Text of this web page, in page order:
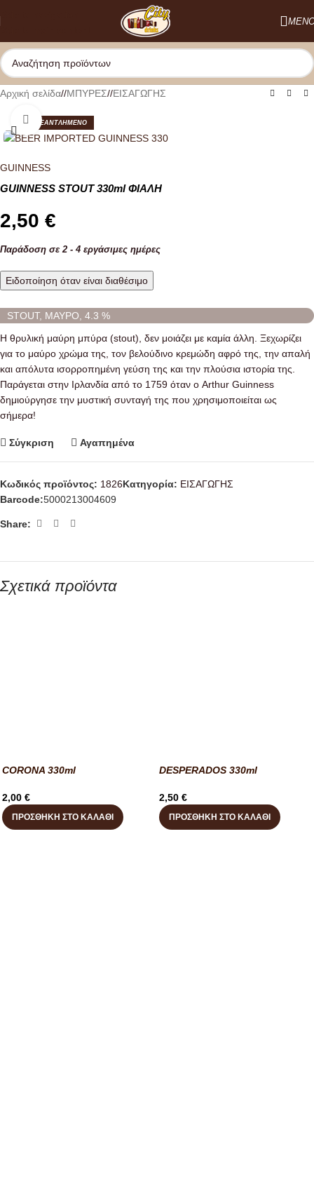
Αρχική σελίδα/ ΜΠΥΡΕΣ/ ΕΙΣΑΓΩΓΗΣ
ΕΞΑΝΤΛΗΜΕΝO
Κλικ για μεγέθυνση
GUINNESS
GUINNESS STOUT 330ml ΦΙΑΛΗ
2,50 €
Παράδοση σε 2 - 4 εργάσιμες ημέρες
Ειδοποίηση όταν είναι διαθέσιμο
STOUT, ΜΑΥΡΟ, 4.3 %
Η θρυλική μαύρη μπύρα (stout), δεν μοιάζει με καμία άλλη. Ξεχωρίζει
για το μαύρο χρώμα της, τον βελούδινο κρεμώδη αφρό της, την απαλή
και απόλυτα ισορροπημένη γεύση της και την πλούσια ιστορία της.
Παράγεται στην Ιρλανδία από το 1759 όταν ο Arthur Guinness
δημιούργησε την μυστική συνταγή της που χρησιμοποιείται ως
σήμερα!
Σύγκριση Αγαπημένα
Κωδικός προϊόντος: 1826Κατηγορία: ΕΙΣΑΓΩΓΗΣ
Barcode:5000213004609
Share:
Σχετικά προϊόντα
CORONA 330ml
2,00 €
ΠΡΟΣΘΉΚΗ ΣΤΟ ΚΑΛΆΘΙ
DESPERADOS 330ml
2,50 €
ΠΡΟΣΘΉΚΗ ΣΤΟ ΚΑΛΆΘΙ